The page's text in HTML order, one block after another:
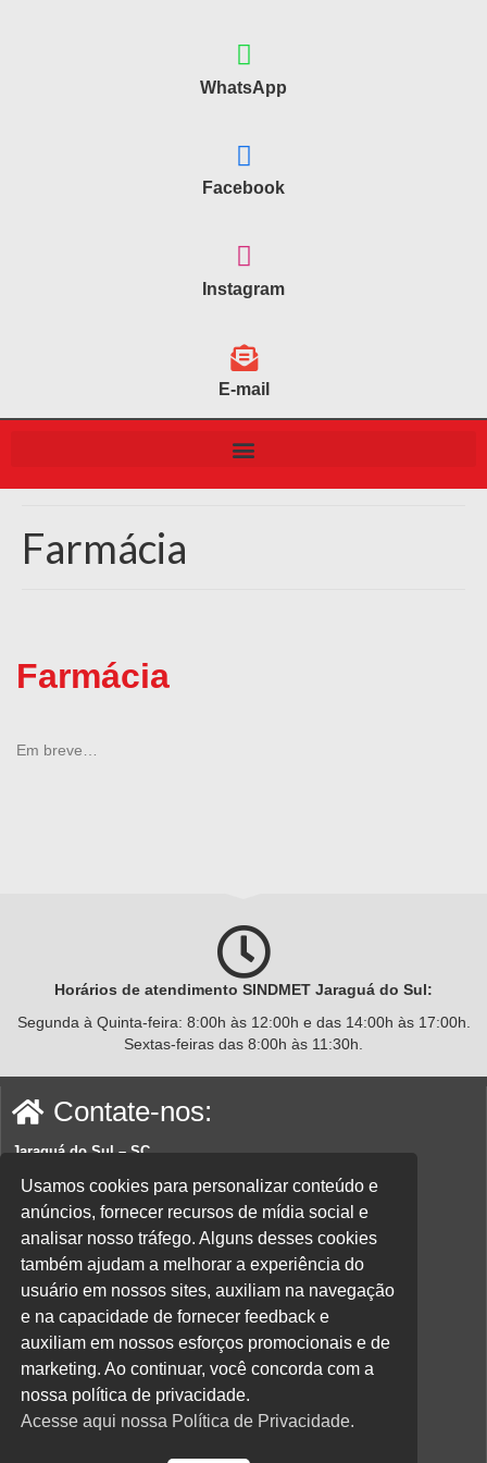
WhatsApp
Facebook
Instagram
E-mail
Farmácia
Farmácia
Em breve…
Horários de atendimento SINDMET Jaraguá do Sul:
Segunda à Quinta-feira: 8:00h às 12:00h e das 14:00h às 17:00h.
Sextas-feiras das 8:00h às 11:30h.
Contate-nos:
Jaraguá do Sul – SC
Rua João Planincheck, 157, Nova Brasília – CEP 89252-220.
E-mail:sindicatom@metalurgicosjaragua.com.br
Fone: (47) 3371-2100
Acesse nossa política de privacidade aqui.
Parceiros:
Desenvolvido por
Usamos cookies para personalizar conteúdo e
anúncios, fornecer recursos de mídia social e
analisar nosso tráfego. Alguns desses cookies
também ajudam a melhorar a experiência do
usuário em nossos sites, auxiliam na navegação
e na capacidade de fornecer feedback e
auxiliam em nossos esforços promocionais e de
marketing. Ao continuar, você concorda com a
nossa política de privacidade.
Acesse aqui nossa Política de Privacidade.